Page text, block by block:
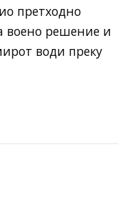
претходно
воено решение и
води преку